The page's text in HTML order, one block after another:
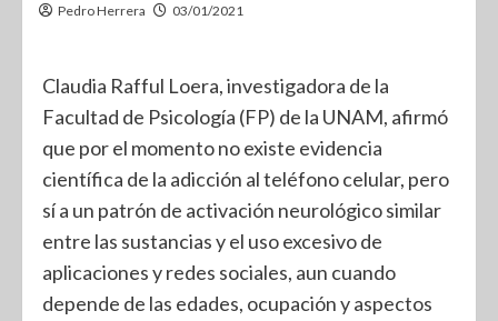
Pedro Herrera 03/01/2021
Claudia Rafful Loera, investigadora de la
Facultad de Psicología (FP) de la UNAM, afirmó
que por el momento no existe evidencia
científica de la adicción al teléfono celular, pero
sí a un patrón de activación neurológico similar
entre las sustancias y el uso excesivo de
aplicaciones y redes sociales, aun cuando
depende de las edades, ocupación y aspectos